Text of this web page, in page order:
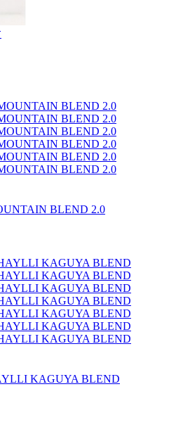
BLEND 2.0
KAGUYA BLEND